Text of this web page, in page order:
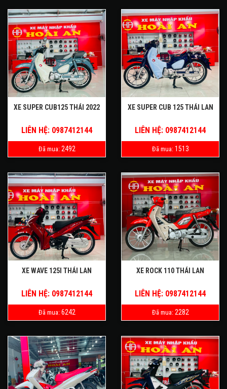
XE SUPER CUB125 THÁI 2022
LIÊN HỆ: 0987412144
Đã mua: 2492
XE SUPER CUB 125 THÁI LAN
LIÊN HỆ: 0987412144
Đã mua: 1513
XE WAVE 125I THÁI LAN
LIÊN HỆ: 0987412144
Đã mua: 6242
XE ROCK 110 THÁI LAN
LIÊN HỆ: 0987412144
Đã mua: 2282